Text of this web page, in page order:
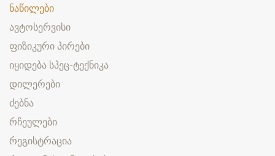
ნაწილები
ავტოსერვისი
ფიზიკური პირები
იყიდება სპეც-ტექნიკა
დილერები
ძებნა
რჩეულები
რეგისტრაცია